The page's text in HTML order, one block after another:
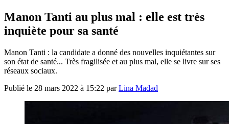
Manon Tanti au plus mal : elle est très
inquiète pour sa santé
Manon Tanti : la candidate a donné des nouvelles inquiétantes sur
son état de santé... Très fragilisée et au plus mal, elle se livre sur ses
réseaux sociaux.
Publié le 28 mars 2022 à 15:22 parLina Madad